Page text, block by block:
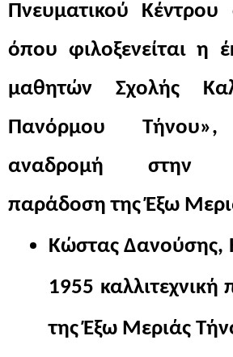
Πνευματικού
όπου φιλοξενείται η
μαθητών Σχολής
Πανόρμου
αναδρομή στην
παράδοση της Έξω
Κώστας Δανούσης,
1955
της Έξω Μεριάς